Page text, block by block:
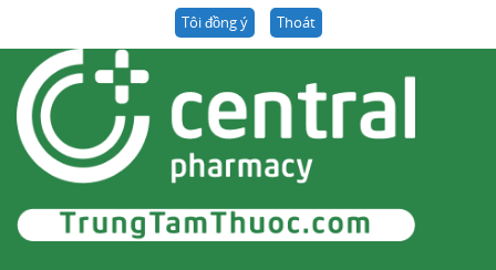
Tôi đồng ý Thoát